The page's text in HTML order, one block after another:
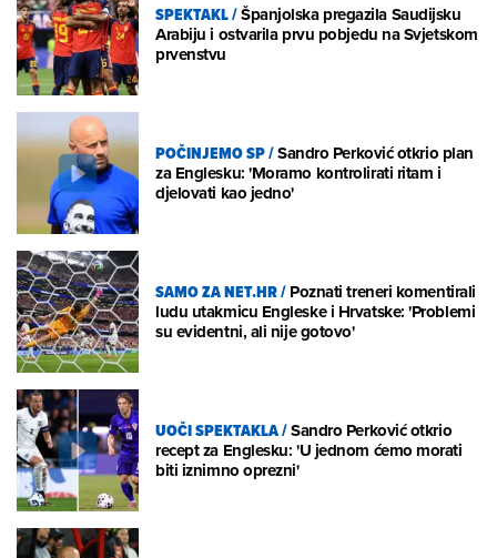
SPEKTAKL/Španjolska pregazila Saudijsku
Arabiju i ostvarila prvu pobjedu na Svjetskom
prvenstvu
POČINJEMO SP/Sandro Perković otkrio plan
za Englesku: 'Moramo kontrolirati ritam i
djelovati kao jedno'
SAMO ZA NET.HR/Poznati treneri komentirali
ludu utakmicu Engleske i Hrvatske: 'Problemi
su evidentni, ali nije gotovo'
UOČI SPEKTAKLA/Sandro Perković otkrio
recept za Englesku: 'U jednom ćemo morati
biti iznimno oprezni'